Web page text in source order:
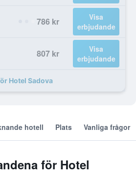
786 kr
Visa
erbjudande
807 kr
Visa
erbjudande
Hotel Sadova
hotell Plats Vanliga frågor
för Hotel